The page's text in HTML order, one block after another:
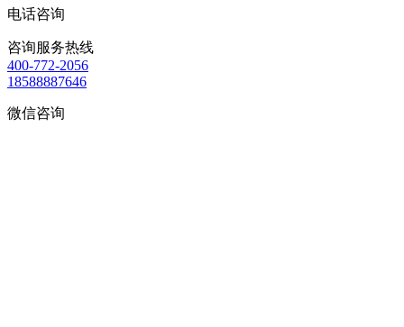
电话咨询
咨询服务热线
400-772-2056
18588887646
微信咨询